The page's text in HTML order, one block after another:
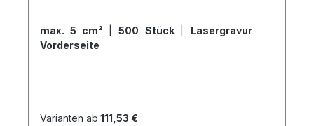
max. 5 cm² 500 Stück
Lasergravur
Vorderseite
Varianten ab 111,53 €